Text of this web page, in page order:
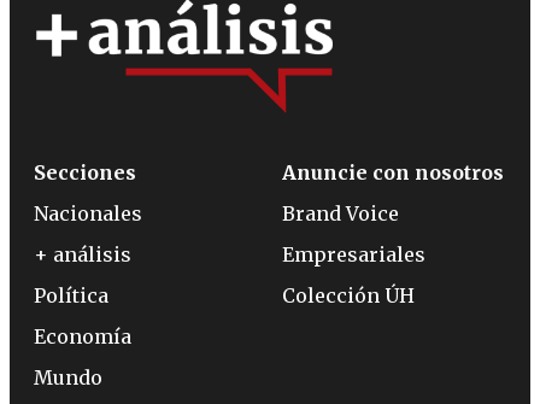
Secciones
Nacionales
+ análisis
Política
Economía
Mundo
Anuncie con nosotros
Brand Voice
Empresariales
Colección ÚH